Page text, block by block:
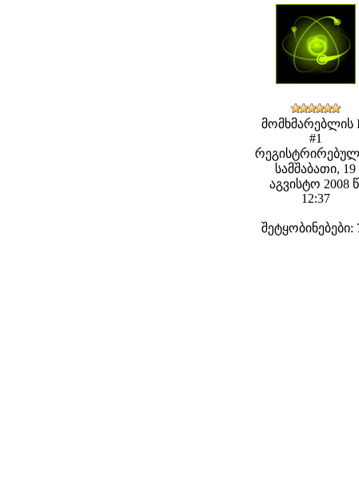
მომხმარებლის
#1
სამშაბათი, 19
აგვისტო 2008
12:37
შეტყობინებები: